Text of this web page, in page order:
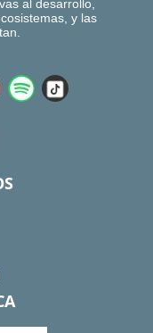
al desarrollo,
y las